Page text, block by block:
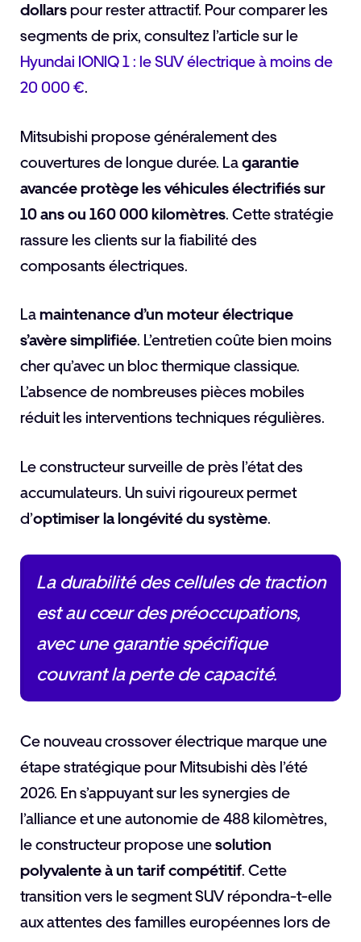
dollars pour rester attractif. Pour comparer les
segments de prix, consultez l’article sur le
Hyundai IONIQ 1 : le SUV électrique à moins de
20 000 €.
Mitsubishi propose généralement des
couvertures de longue durée. Lagarantie
avancée protège les véhicules électrifiés sur
10 ans ou 160 000 kilomètres. Cette stratégie
rassure les clients sur la fiabilité des
composants électriques.
Lamaintenance d’un moteur électrique
s’avère simplifiée. L’entretien coûte bien moins
cher qu’avec un bloc thermique classique.
L’absence de nombreuses pièces mobiles
réduit les interventions techniques régulières.
Le constructeur surveille de près l’état des
accumulateurs. Un suivi rigoureux permet
d’optimiser la longévité du système.
La durabilité des cellules de traction
est au cœur des préoccupations,
avec une garantie spécifique
couvrant la perte de capacité.
Ce nouveau crossover électrique marque une
étape stratégique pour Mitsubishi dès l’été
2026. En s’appuyant sur les synergies de
l’alliance et une autonomie de 488 kilomètres,
le constructeur propose unesolution
polyvalente à un tarif compétitif. Cette
transition vers le segment SUV répondra-t-elle
aux attentes des familles européennes lors de